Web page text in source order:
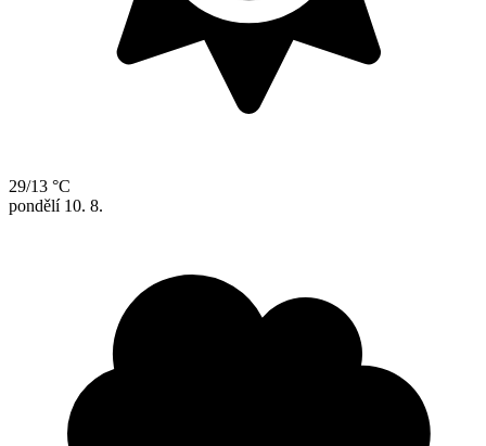
29/13 °C
pondělí 10. 8.